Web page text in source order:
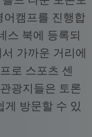
캠프를 진행합
스 북에 등록되
가까운 거리에
로 스포츠 센
광지들은 토론
방문할 수 있